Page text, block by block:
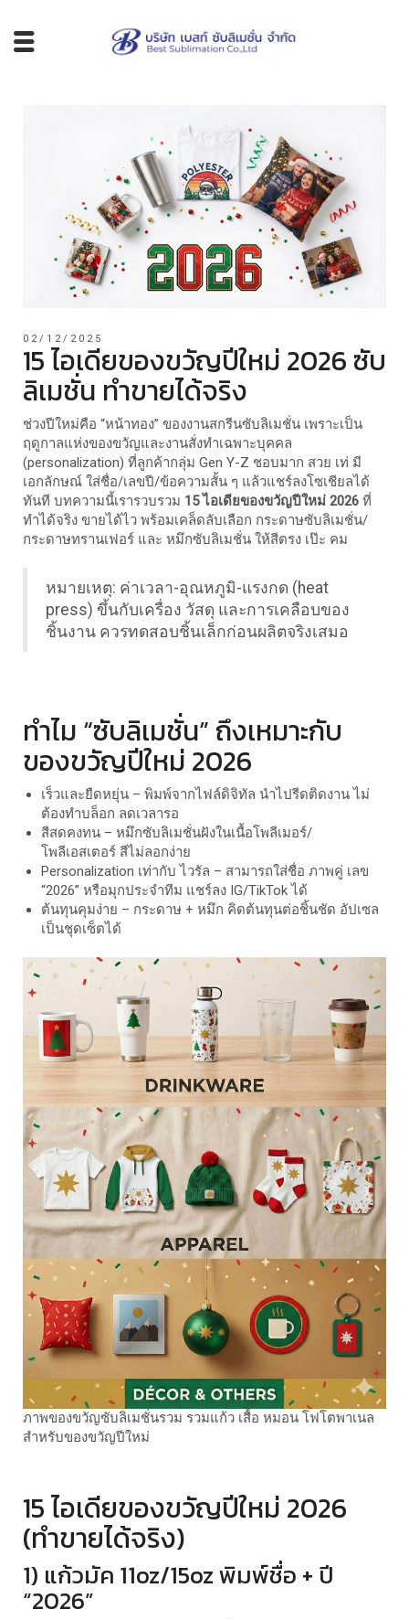
02/12/2025
15 ไอเดียของขวัญปีใหม่ 2026 ซับ
ลิเมชั่น ทำขายได้จริง
ช่วงปีใหม่คือ “หน้าทอง” ของงานสกรีนซับลิเมชั่น เพราะเป็น
ฤดูกาลแห่งของขวัญและงานสั่งทำเฉพาะบุคคล
(personalization) ที่ลูกค้ากลุ่ม Gen Y-Z ชอบมาก สวย เท่ มี
เอกลักษณ์ ใส่ชื่อ/เลขปี/ข้อความสั้น ๆ แล้วแชร์ลงโซเชียลได้
ทันที บทความนี้เรารวบรวม 15 ไอเดียของขวัญปีใหม่ 2026 ที่
ทำได้จริง ขายได้ไว พร้อมเคล็ดลับเลือก กระดาษซับลิเมชั่น/
กระดาษทรานเฟอร์ และ หมึกซับลิเมชั่น ให้สีตรง เป๊ะ คม
หมายเหตุ: ค่าเวลา-อุณหภูมิ-แรงกด (heat
press) ขึ้นกับเครื่อง วัสดุ และการเคลือบของ
ชิ้นงาน ควรทดสอบชิ้นเล็กก่อนผลิตจริงเสมอ
ทำไม “ซับลิเมชั่น” ถึงเหมาะกับ
ของขวัญปีใหม่ 2026
เร็วและยืดหยุ่น – พิมพ์จากไฟล์ดิจิทัล นำไปรีดติดงาน ไม่
ต้องทำบล็อก ลดเวลารอ
สีสดคงทน – หมึกซับลิเมชั่นฝังในเนื้อโพลีเมอร์/
โพลีเอสเตอร์ สีไม่ลอกง่าย
Personalization เท่ากับ ไวรัล – สามารถใส่ชื่อ ภาพคู่ เลข
“2026” หรือมุกประจำทีม แชร์ลง IG/TikTok ได้
ต้นทุนคุมง่าย – กระดาษ + หมึก คิดต้นทุนต่อชิ้นชัด อัปเซล
เป็นชุดเซ็ตได้
ภาพของขวัญซับลิเมชั่นรวม รวมแก้ว เสื้อ หมอน โฟโตพาเนล
สำหรับของขวัญปีใหม่
15 ไอเดียของขวัญปีใหม่ 2026
(ทำขายได้จริง)
1) แก้วมัค 11oz/15oz พิมพ์ชื่อ + ปี
“2026”